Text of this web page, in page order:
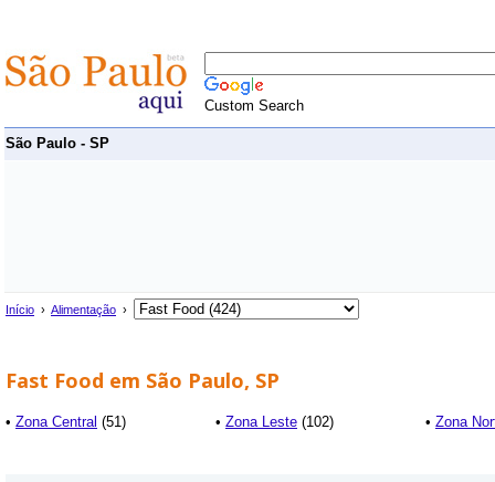
Custom Search
São Paulo - SP
Início › Alimentação ›
Fast Food em São Paulo, SP
• Zona Central (51) • Zona Leste (102) • Zona